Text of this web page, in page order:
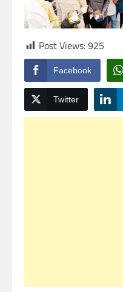
Post Views:925
Facebook
Twitter